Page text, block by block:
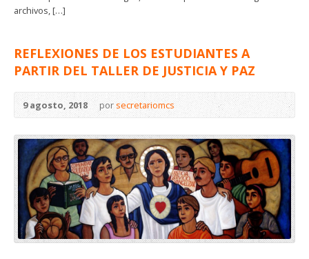
archivos, […]
REFLEXIONES DE LOS ESTUDIANTES A
PARTIR DEL TALLER DE JUSTICIA Y PAZ
9 agosto, 2018 por secretariomcs